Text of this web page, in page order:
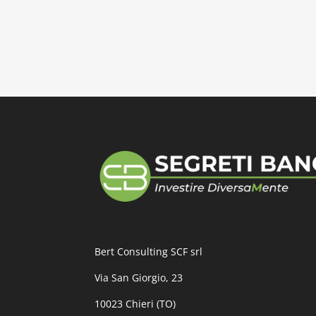
Bert Consulting SCF srl
Via San Giorgio, 23
10023 Chieri (TO)